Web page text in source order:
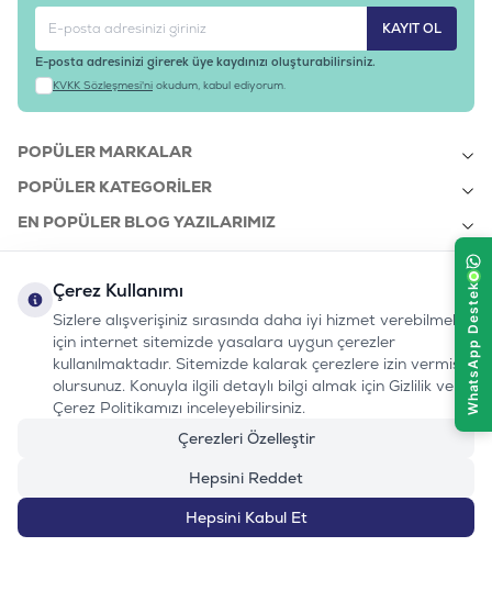
KAYIT OL
E-posta adresinizi girerek üye kaydınızı oluşturabilirsiniz.
KVKK Sözleşmesi'ni okudum, kabul ediyorum.
POPÜLER MARKALAR
POPÜLER KATEGORILER
EN POPÜLER BLOG YAZILARIMIZ
KURUMSAL
bizi takip edin:
Instagram
Youtube
TiktokFacebook
Linkedin
www.evinemama.com
0232 7000 212
%100 MUTLU
MÜŞTERI HATTI
Çerez Kullanımı
Sizlere alışverişiniz sırasında daha iyi hizmet verebilmek
için internet sitemizde yasalara uygun çerezler
kullanılmaktadır. Sitemizde kalarak çerezlere izin vermiş
olursunuz. Konuyla ilgili detaylı bilgi almak için Gizlilik ve
Çerez Politikamızı inceleyebilirsiniz.
Çerezleri Özelleştir
Hepsini Reddet
Hepsini Kabul Et